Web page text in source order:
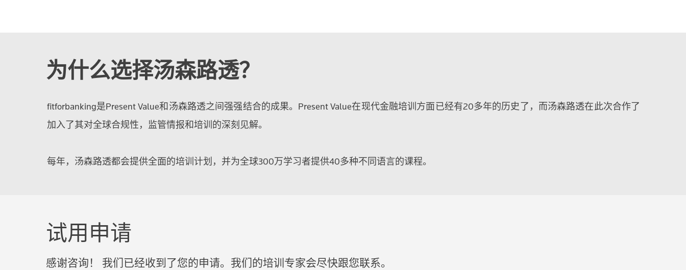
为什么选择汤森路透？
fitforbanking是Present Value和汤森路透之间强强结合的成果。Present Value在现代金融培训方面已经有20多年的历史了，而汤森路透在此次合作了
加入了其对全球合规性，监管情报和培训的深刻见解。
每年，汤森路透都会提供全面的培训计划，并为全球300万学习者提供40多种不同语言的课程。
试用申请
感谢咨询！ 我们已经收到了您的申请。我们的培训专家会尽快跟您联系。